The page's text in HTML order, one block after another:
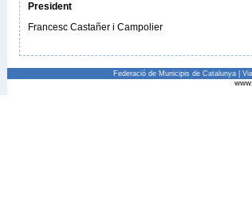
President
Francesc Castañer i Campolier
Federació de Municipis de Catalunya |